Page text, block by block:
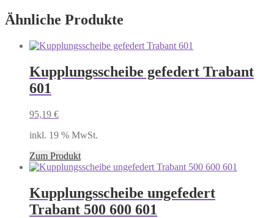
Ähnliche Produkte
Kupplungsscheibe gefedert Trabant
601
95,19 €
inkl. 19 % MwSt.
Zum Produkt
Kupplungsscheibe ungefedert
Trabant 500 600 601